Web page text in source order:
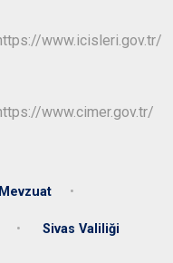
Mevzuat
Sivas Valiliği